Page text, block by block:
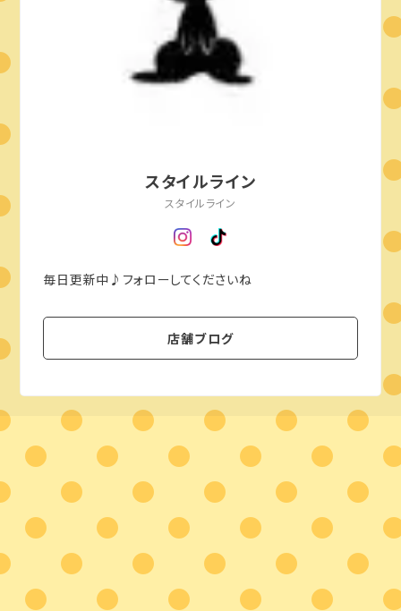
スタイルライン
スタイルライン
毎日更新中♪フォローしてくださいね
店舗ブログ